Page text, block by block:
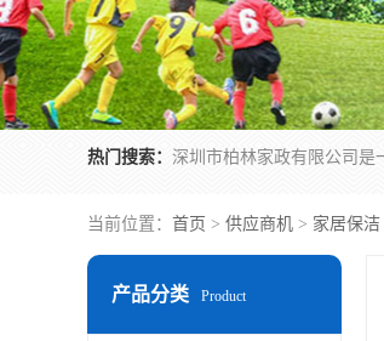
热门搜索：
当前位置： 首页 > 供应商机 > 家居保洁
产品分类 Product